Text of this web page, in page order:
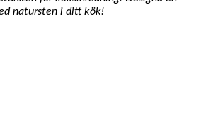
natursten i ditt kök!